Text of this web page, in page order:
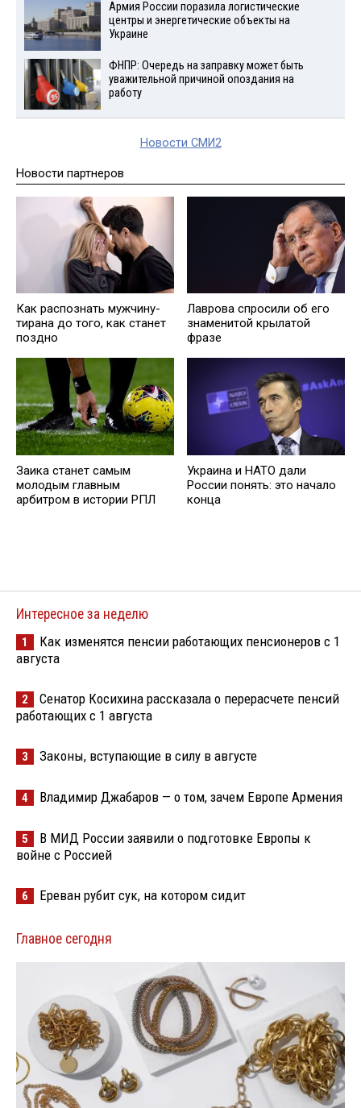
Армия России поразила логистические
центры и энергетические объекты на
Украине
ФНПР: Очередь на заправку может быть
уважительной причиной опоздания на
работу
Новости СМИ2
Новости партнеров
Как распознать мужчину-
тирана до того, как станет
поздно
Лаврова спросили об его
знаменитой крылатой
фразе
Заика станет самым
молодым главным
арбитром в истории РПЛ
Украина и НАТО дали
России понять: это начало
конца
Интересное за неделю
1
Как изменятся пенсии работающих пенсионеров с 1
августа
2
Сенатор Косихина рассказала о перерасчете пенсий
работающих с 1 августа
3 Законы, вступающие в силу в августе
4 Владимир Джабаров — о том, зачем Европе Армения
5
В МИД России заявили о подготовке Европы к
войне с Россией
6 Ереван рубит сук, на котором сидит
Главное сегодня